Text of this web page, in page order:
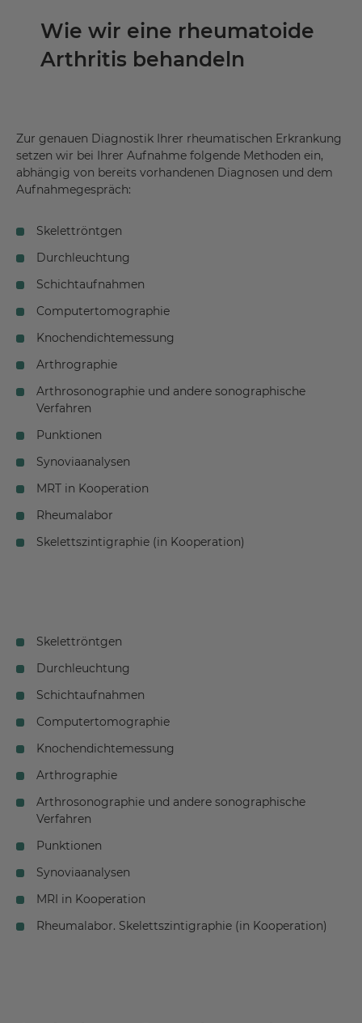
Wie wir eine rheumatoide
Arthritis behandeln
Zur genauen Diagnostik Ihrer rheumatischen Erkrankung
setzen wir bei Ihrer Aufnahme folgende Methoden ein,
abhängig von bereits vorhandenen Diagnosen und dem
Aufnahmegespräch:
Skelettröntgen
Durchleuchtung
Schichtaufnahmen
Computertomographie
Knochendichtemessung
Arthrographie
Arthrosonographie und andere sonographische
Verfahren
Punktionen
Synoviaanalysen
MRT in Kooperation
Rheumalabor
Skelettszintigraphie (in Kooperation)
Skelettröntgen
Durchleuchtung
Schichtaufnahmen
Computertomographie
Knochendichtemessung
Arthrographie
Arthrosonographie und andere sonographische
Verfahren
Punktionen
Synoviaanalysen
MRI in Kooperation
Rheumalabor. Skelettszintigraphie (in Kooperation)